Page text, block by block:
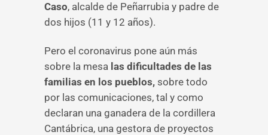
Caso, alcalde de Peñarrubia y padre de
dos hijos (11 y 12 años).
Pero el coronavirus pone aún más
sobre la mesa las dificultades de las
familias en los pueblos, sobre todo
por las comunicaciones, tal y como
declaran una ganadera de la cordillera
Cantábrica, una gestora de proyectos